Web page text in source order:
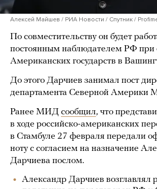
Алексей Майшев / РИА Новости / Спутник /
По совместительству он будет
постоянным наблюдателем РФ при
Американских государств в
До этого Дарчиев занимал пост
департамента Северной
Ранее МИД сообщил, что
в ходе российско-американских
в Стамбуле 27 февраля передали
ноту с согласием на назначение
Дарчиева послом.
Александр Дарчиев возглавлял